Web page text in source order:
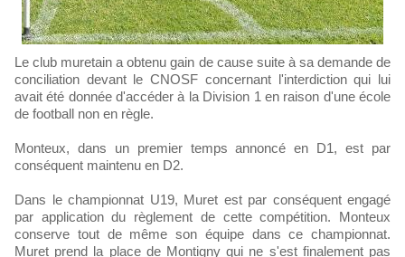
Le club muretain a obtenu gain de cause suite à sa demande de
conciliation devant le CNOSF concernant l'interdiction qui lui
avait été donnée d'accéder à la Division 1 en raison d'une école
de football non en règle.
Monteux, dans un premier temps annoncé en D1, est par
conséquent maintenu en D2.
Dans le championnat U19, Muret est par conséquent engagé
par application du règlement de cette compétition. Monteux
conserve tout de même son équipe dans ce championnat.
Muret prend la place de Montigny qui ne s'est finalement pas